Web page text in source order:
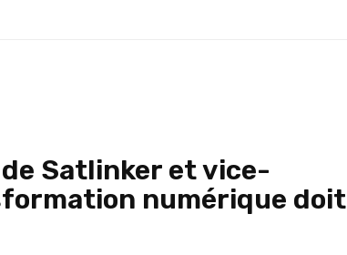
Satlinker et vice-
numérique doit